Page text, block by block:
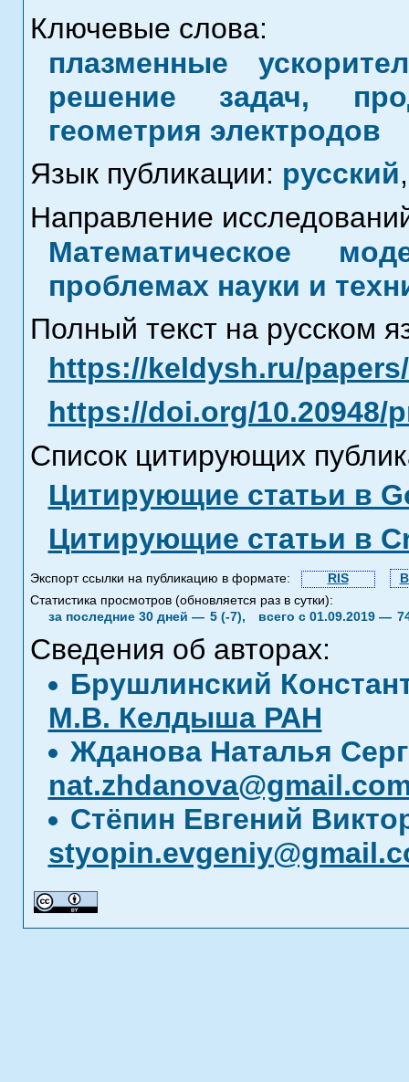
Ключевые слова:
плазменные
решение задач,
геометрия электродов
Язык публикации: русский,
Направление
Математическое
проблемах науки и
Полный текст на русском
https://keldysh.ru/
https://doi.org/10.20948/
Список цитирующих
Цитирующие статьи в
Цитирующие статьи в
Экспорт ссылки на публикацию в формате: RIS
Статистика просмотров (обновляется раз в сутки):
за последние 30 дней — 5 (-7), всего с 01.09.2019 —
Сведения об авторах:
Брушлинский
М.В. Келдыша РАН
Жданова Наталья
Стёпин Евгений